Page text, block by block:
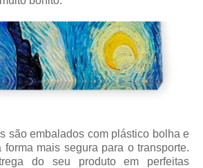
são embalados com plástico bolha e
mais segura para o transporte.
do seu produto em perfeitas